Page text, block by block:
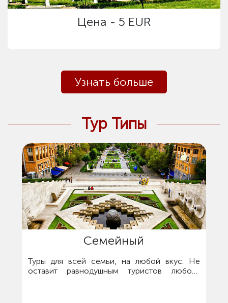
Цена - 5 EUR
Узнать больше
Тур Типы
Семейный
Туры для всей семьи, на любой вкус. Не
оставит равнодушным туристов любого